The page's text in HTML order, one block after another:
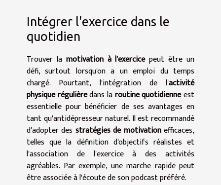
Intégrer l'exercice dans le
quotidien
Trouver la motivation à l'exercicepeut être un
défi, surtout lorsqu'on a un emploi du temps
chargé. Pourtant, l'intégration de l'activité
physique régulièredans laroutine quotidienneest
essentielle pour bénéficier de ses avantages en
tant qu'antidépresseur naturel. Il est recommandé
d'adopter des stratégies de motivationefficaces,
telles que la définition d'objectifs réalistes et
l'association de l'exercice à des activités
agréables. Par exemple, une marche rapide peut
être associée à l'écoute de son podcast préféré.